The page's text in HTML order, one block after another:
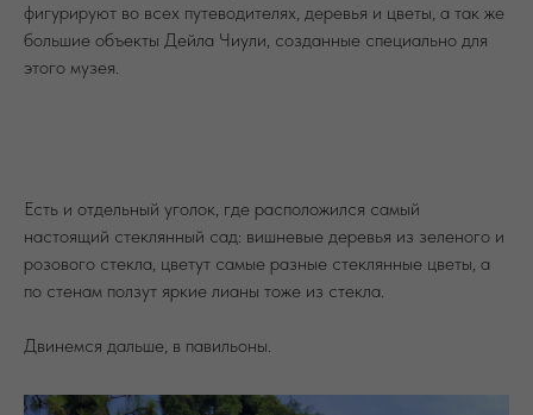
фигурируют во всех путеводителях, деревья и цветы, а так же
большие объекты Дейла Чиули, созданные специально для
этого музея.
Есть и отдельный уголок, где расположился самый
настоящий стеклянный сад: вишневые деревья из зеленого и
розового стекла, цветут самые разные стеклянные цветы, а
по стенам ползут яркие лианы тоже из стекла.
Двинемся дальше, в павильоны.